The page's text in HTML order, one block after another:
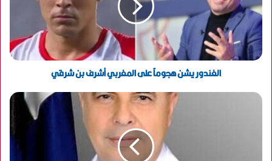
إ
ل
ت
ر
ي
الغندور يشن هجوماً على المغربي أشرف بن شرقي